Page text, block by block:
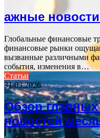
ажные
Глобальные финансовые
финансовые рынки
вызванные различными
события, изменения в…
Статьи
31.03.2026
Обзор
новостей